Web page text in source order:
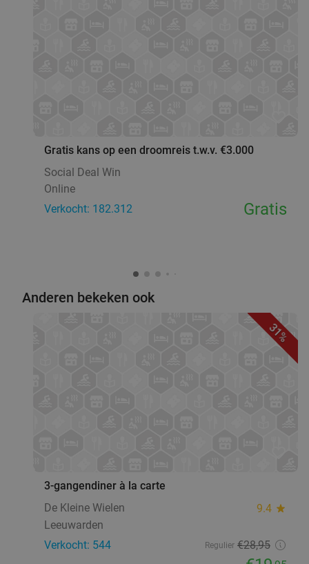
Gratis kans op een droomreis t.w.v. €3.000
Social Deal Win
Online
Verkocht: 182.312
Gratis
Anderen bekeken ook
31%
3-gangendiner à la carte
De Kleine Wielen
9.4 star
Leeuwarden
Verkocht: 544
Regulier €28,95